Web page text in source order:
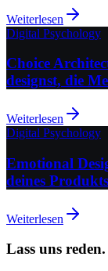
Weiterlesen
Digital Psychology
Choice
designst, die
Weiterlesen
Digital Psychology
Emotional
deines
Weiterlesen
Lass uns reden.